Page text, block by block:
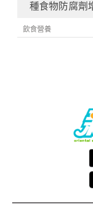
種食物防腐劑
飲食營養